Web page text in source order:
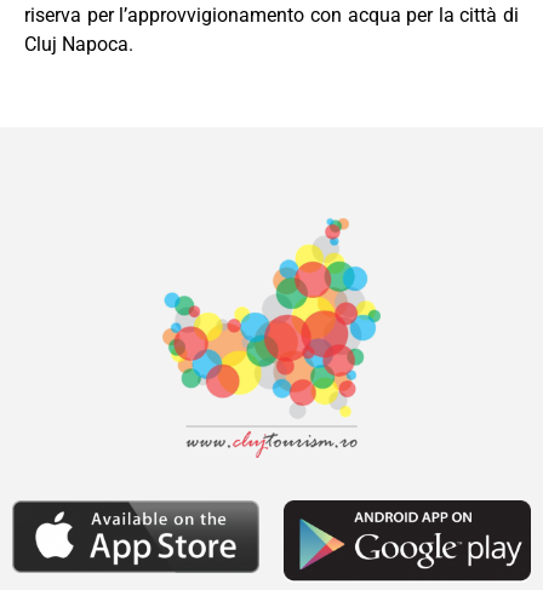
riserva per l’approvvigionamento con acqua per la città di
Cluj Napoca.